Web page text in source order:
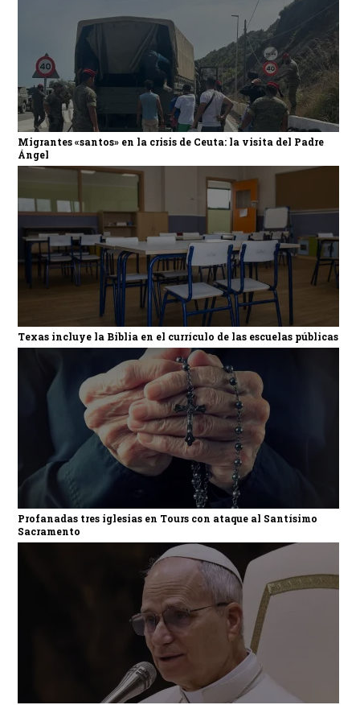
Migrantes «santos» en la crisis de Ceuta: la visita del Padre
Ángel
Texas incluye la Biblia en el currículo de las escuelas públicas
Profanadas tres iglesias en Tours con ataque al Santísimo
Sacramento